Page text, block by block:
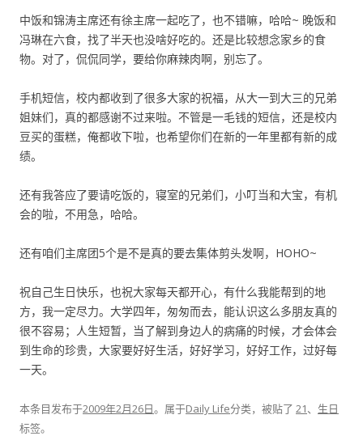
中饭和锦涛主席还有徐主席一起吃了，也不错嘛，哈哈~ 晚饭和
冯琳在六食，找了半天也没啥好吃的。还是比较想念家乡的食
物。对了，侃侃同学，要给你麻辣肉啊，别忘了。
手机短信，校内都收到了很多大家的祝福，从大一到大三的兄弟
姐妹们，真的都感谢不过来啦。不管是一毛钱的短信，还是校内
豆买的蛋糕，俺都收下啦，也希望你们在新的一年里都有新的成
绩。
还有我答应了要请吃饭的，寝室的兄弟们，小叮当和大宝，有机
会的啦，不用急，哈哈。
还有咱们主席团5个是不是真的要去集体剪头发啊，HOHO~
祝自己生日快乐，也祝大家每天都开心，有什么我能帮到的地
方，我一定尽力。大学四年，匆匆而去，能认识这么多朋友真的
很不容易；人生短暂，当了解到身边人的病痛的时候，才会体会
到生命的珍贵，大家要好好生活，好好学习，好好工作，过好每
一天。
本条目发布于2009年2月26日。属于Daily Life分类，被贴了 21、 生日
标签。